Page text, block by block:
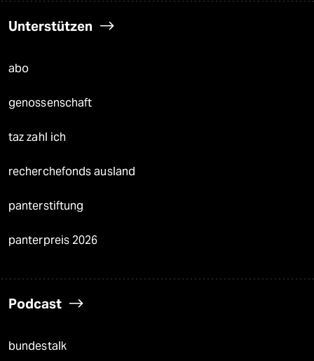
Unterstützen
abo
genossenschaft
taz zahl ich
recherchefonds ausland
panterstiftung
panterpreis 2026
Podcast
bundestalk